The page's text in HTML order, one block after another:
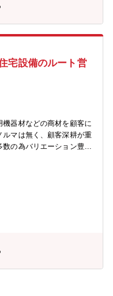
・入社後は1~2週間の研
組むことができます。 ■
ック、問い合わせ対応、
、現場等を訪問し、商品
注文処理、見積もり作成
アシスタントと連携して
テムは自動でシャットダ
ータルで集計し、一定水
れます。試験に受かれば
反映されるため、モチベ
みに、「地場に根付いて
宅設備のルート営
器材などの商材を顧客に
マは無く、顧客深耕が重
の為バリエーション豊富
、工務店、リフォーム会
・商品の提案から始ま
で担当のお客様に対し一
・入社後は1~2週間の研
当を持っていただく予